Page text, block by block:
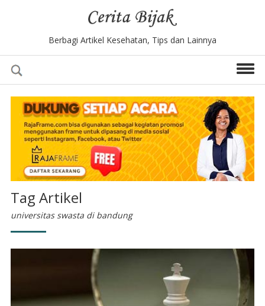
Berbagi Artikel Kesehatan, Tips dan Lainnya
Tag Artikel
universitas swasta di bandung